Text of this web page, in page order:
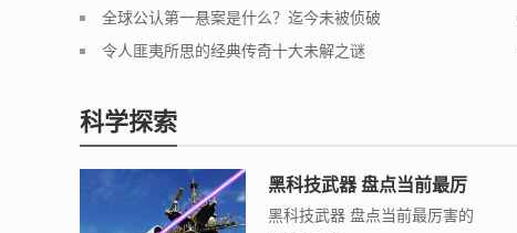
全球公认第一悬案是什么？迄今未被侦破
令人匪夷所思的经典传奇十大未解之谜
科学探索
黑科技武器 盘点当前最厉
害的黑科技武器
黑科技武器 盘点当前最厉害的